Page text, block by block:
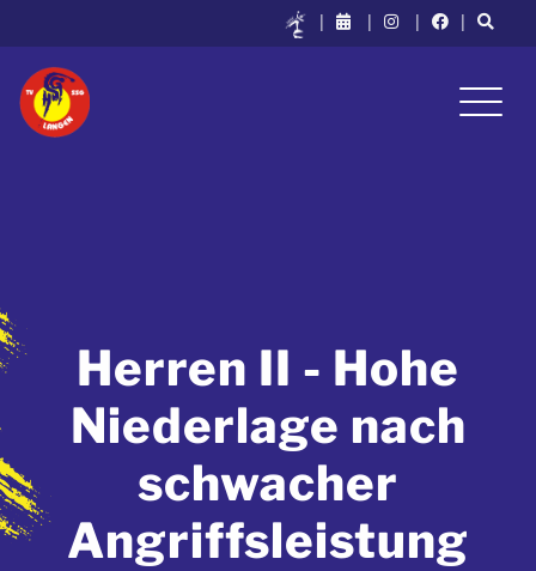
| | | |
Herren II - Hohe
Niederlage nach
schwacher
Angriffsleistung